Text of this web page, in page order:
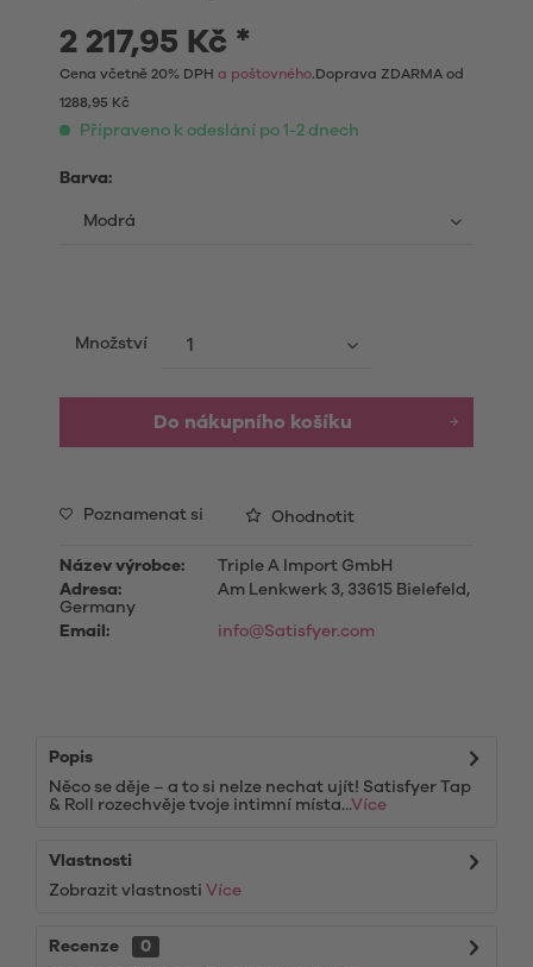
2 217,95 Kč *
Cena včetně 20% DPH a poštovného.Doprava ZDARMA od
1288,95 Kč
Připraveno k odeslání po 1-2 dnech
Barva:
Množství
Do nákupního košíku
Poznamenat si Ohodnotit
Název výrobce:
Triple A Import GmbH
Adresa:
Am Lenkwerk 3, 33615 Bielefeld,
Germany
Email:
info@Satisfyer.com
Popis
Něco se děje – a to si nelze nechat ujít! Satisfyer Tap
& Roll rozechvěje tvoje intimní místa...Více
Vlastnosti
Zobrazit vlastnosti Více
Recenze
0